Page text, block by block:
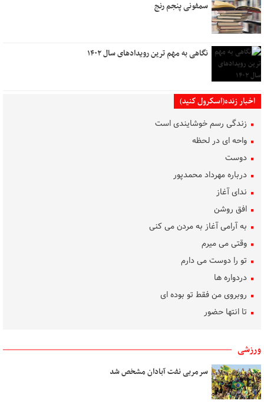
سمفونی پنجم رنج
نگاهی به مهم ترین رویدادهای سال ۱۴۰۲
اخبار زنده(اسکرول کنید)
زندگی رسم خوشایندی است
واحه ای در لحظه
دوست
درباره مهرداد محمدپور
ندای آغاز
افق روشن
به آرامی آغاز به مردن می کنی
وقتی می میرم
تو را دوست می دارم
دردواره‌ ها
روبروی من فقط تو بوده ای
تا انتها حضور
روشنی، من، گل، آب
بوسه‌های باران
تکلیف دل
بهار غریب
ورزشی
سرمربی نفت آبادان مشخص شد